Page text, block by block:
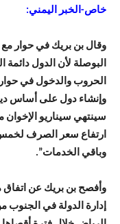
خاص-الخبر اليمني:
وقال بن بريك في حوار
البوصلة لأن الدول
الحروب والدخول في
وإنشاء دول على أساس
سينتهي سيناريو الإخوان
ارتفاع سعر الصرف
وباقي الخدمات”.
وأفصح بن بريك عن اتفاق
إدارة الدولة في الجنوب